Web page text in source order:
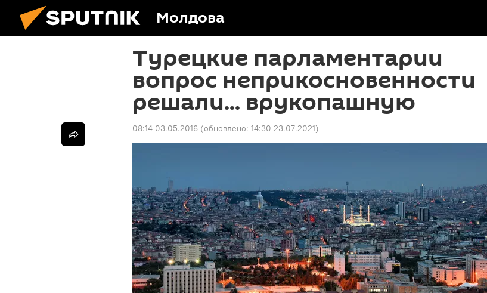
Молдова
Турецкие парламентарии
вопрос неприкосновенности
решали... врукопашную
08:14 03.05.2016 (обновлено: 14:30 23.07.2021)